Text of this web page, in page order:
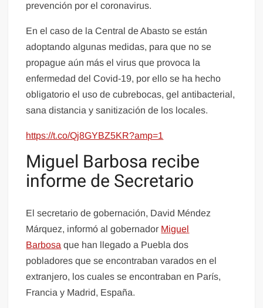
prevención por el coronavirus.
En el caso de la Central de Abasto se están
adoptando algunas medidas, para que no se
propague aún más el virus que provoca la
enfermedad del Covid-19, por ello se ha hecho
obligatorio el uso de cubrebocas, gel antibacterial,
sana distancia y sanitización de los locales.
https://t.co/Qj8GYBZ5KR?amp=1
Miguel Barbosa recibe
informe de Secretario
El secretario de gobernación, David Méndez
Márquez, informó al gobernador Miguel
Barbosa que han llegado a Puebla dos
pobladores que se encontraban varados en el
extranjero, los cuales se encontraban en París,
Francia y Madrid, España.